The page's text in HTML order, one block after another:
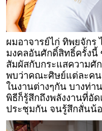
ผมอาจารย์ไก่ ทิพยจัก
มงคลอันศักดิ์สิทธิ์ครั้งนี้
สัมผัสกับกระแสความศั
พบว่าคณะศิษย์แต่ละคน
ในงานต่างๆกัน บางท่า
พิธีก็รู้สึกถึงพลังงานที่อัด
ประชุมกัน จนรู้สึกสั่นน้